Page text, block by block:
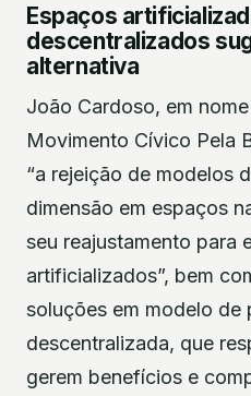
Espaços
descentralizados
alternativa
João Cardoso, em
Movimento Cívico Pela
“a rejeição de modelos
dimensão em espaços
seu reajustamento para
artificializados”, bem
soluções em modelo de
descentralizada, que
gerem benefícios e